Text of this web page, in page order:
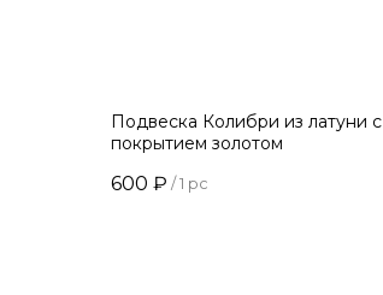
Подвеска Колибри из латуни с
покрытием золотом
600 ₽ / 1 pc